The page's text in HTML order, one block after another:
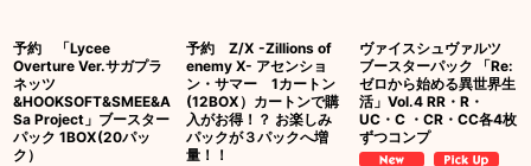
予約 「Lycee
Overture Ver.サガプラ
ネッツ
&HOOKSOFT&SMEE&A
Sa Project」ブースター
パック 1BOX(20パッ
ク）
予約 Z/X -Zillions of
enemy X- アセンショ
ン・サマー 1カートン
(12BOX）カートンで購
入がお得！？ お楽しみ
パックが３パックへ増
量！！
ヴァイスシュヴァルツ
ブースターパック 「Re:
ゼロから始める異世界生
活」Vol.4 RR・R・
UC・C ・CR・CC各4枚
ずつコンプ